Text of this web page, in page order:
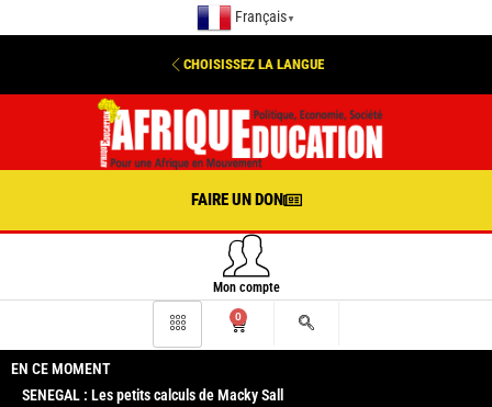
Français ▼
CHOISISSEZ LA LANGUE
FAIRE UN DON
Mon compte
0
EN CE MOMENT
SENEGAL : Les petits calculs de Macky Sall